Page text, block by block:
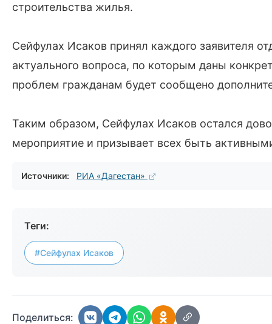
строительства жилья.
Сейфулах Исаков принял каждого заявителя
актуального вопроса, по которым даны
проблем гражданам будет сообщено
Таким образом, Сейфулах Исаков остался
мероприятие и призывает всех быть
Источники: РИА «Дагестан»
Теги:
#Сейфулах Исаков
Поделиться: